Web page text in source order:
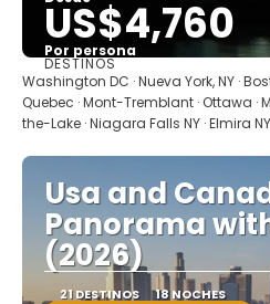
US$4,760
Por persona
Ver
DESTINOS
Washington DC · Nueva York, NY ·
Quebec · Mont-Tremblant · Ottawa ·
the-Lake · Niagara Falls NY · Elmira
Usa and
Panorama
(2026)
21 DESTINOS 18 NOCHES